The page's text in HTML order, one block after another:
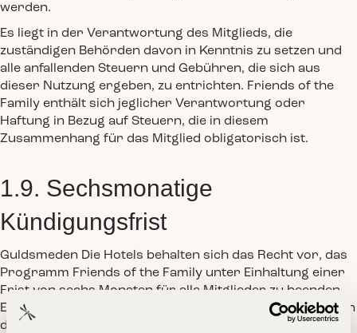
werden.
Es liegt in der Verantwortung des Mitglieds, die
zuständigen Behörden davon in Kenntnis zu setzen und
alle anfallenden Steuern und Gebühren, die sich aus
dieser Nutzung ergeben, zu entrichten. Friends of the
Family enthält sich jeglicher Verantwortung oder
Haftung in Bezug auf Steuern, die in diesem
Zusammenhang für das Mitglied obligatorisch ist.
1.9. Sechsmonatige
Kündigungsfrist
Guldsmeden Die Hotels behalten sich das Recht vor, das
Programm Friends of the Family unter Einhaltung einer
Frist von sechs Monaten für alle Mitglieder zu beenden.
Eine solche Mitteilung erfolgt per E-Mail oder durch einen
deutlich sichtbaren Hinweis auf der Website Friends of